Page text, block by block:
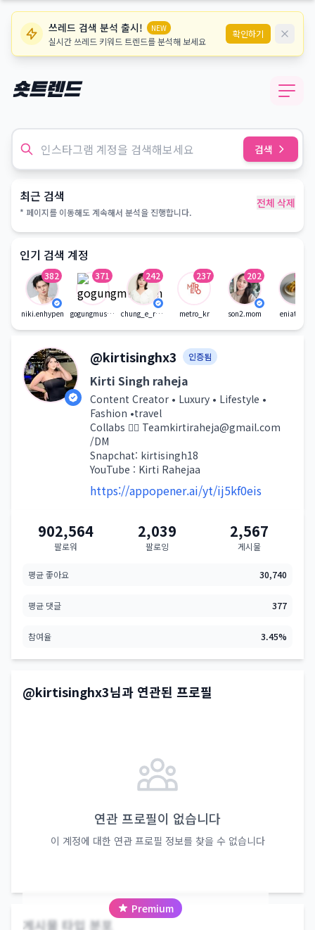
쓰레드 검색 분석 출시! NEW
실시간 쓰레드 키워드 트렌드를 분석해 보세요
확인하기
숏트렌드
검색
최근 검색
* 페이지를 이동해도 계속해서 분석을 진행합니다.
전체 삭제
인기 검색 계정
382
niki.enhypen
371
gogungmuseum
242
chung_e_recipe
237
metro_kr
202
son2.mom eniatable
Kirti Singh raheja(@kirtisinghx3) 인스타그램 상세 프로필 분
@kirtisinghx3 인증됨
Kirti Singh raheja
Content Creator • Luxury • Lifestyle •
Fashion •travel
Collabs 👉🏻 Teamkirtiraheja@gmail.com
/DM
Snapchat: kirtisingh18
YouTube : Kirti Rahejaa
https://appopener.ai/yt/ij5kf0eis
kirtisinghx3 계정 요약 지표
902,564
팔로워
2,039
팔로잉
2,567
게시물
평균 좋아요 30,740
평균 댓글 377
참여율 3.45%
@kirtisinghx3님과 연관된 프로필
연관 프로필이 없습니다
이 계정에 대한 연관 프로필 정보를 찾을 수 없습니다
Premium
@kirtisinghx3 계정 통계 차트
게시물 타입 분포